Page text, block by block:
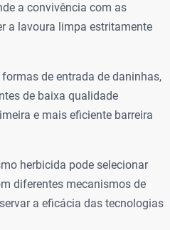
a convivência com as
a lavoura limpa estritamente
de entrada de daninhas,
de baixa qualidade
e mais eficiente barreira
herbicida pode selecionar
diferentes mecanismos de
a eficácia das tecnologias